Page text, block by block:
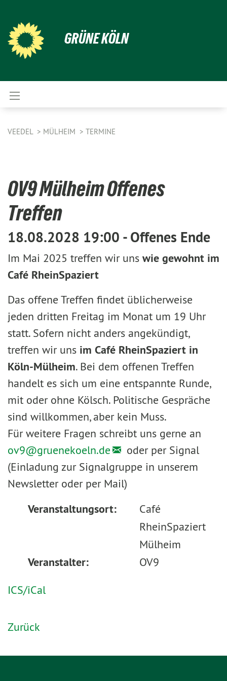
GRÜNE KÖLN
VEEDEL MÜLHEIM TERMINE
OV9 Mülheim Offenes
Treffen
18.08.2028 19:00 - Offenes Ende
Im Mai 2025 treffen wir uns wie gewohnt im
Café RheinSpaziert
Das offene Treffen findet üblicherweise
jeden dritten Freitag im Monat um 19 Uhr
statt. Sofern nicht anders angekündigt,
treffen wir uns im Café RheinSpaziert in
Köln-Mülheim. Bei dem offenen Treffen
handelt es sich um eine entspannte Runde,
mit oder ohne Kölsch. Politische Gespräche
sind willkommen, aber kein Muss.
Für weitere Fragen schreibt uns gerne an
ov9@gruenekoeln.de
oder per Signal
(Einladung zur Signalgruppe in unserem
Newsletter oder per Mail)
Veranstaltungsort:
Café
RheinSpaziert
Mülheim
Veranstalter:
OV9
ICS/iCal
Zurück